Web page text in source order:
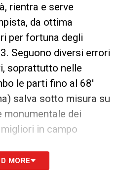
rientra e serve
da ottima
per fortuna degli
Seguono diversi errori
soprattutto nelle
le parti fino al 68′
salva sotto misura su
monumentale dei
in campo
il subentrato
MORE